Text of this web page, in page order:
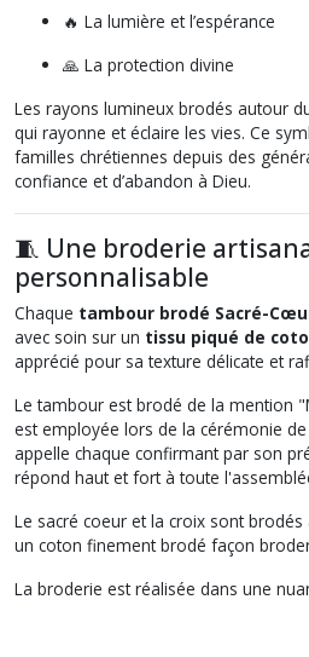
🔥 La lumière et l’espérance
🙏 La protection divine
Les rayons lumineux brodés autour
qui rayonne et éclaire les vies. Ce
familles chrétiennes depuis des
confiance et d’abandon à Dieu.
🧵 Une broderie
personnalisable
Chaque tambour brodé Sacré-
avec soin sur un tissu piqué de
apprécié pour sa texture délicate et
Le tambour est brodé de la mention
est employée lors de la cérémonie
appelle chaque confirmant par son
répond haut et fort à toute
Le sacré coeur et la croix sont
un coton finement brodé façon
La broderie est réalisée dans une